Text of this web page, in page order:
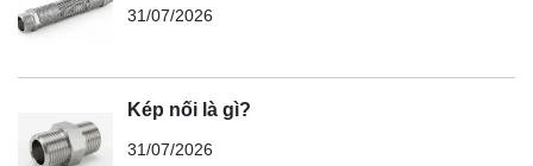
31/07/2026
Kép nối là gì?
31/07/2026